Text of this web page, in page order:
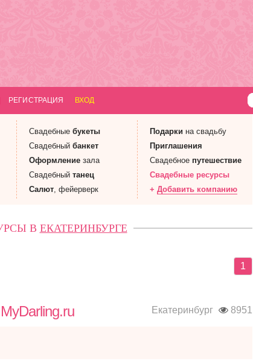
РЕГИСТРАЦИЯ ВХОД
Свадебные букеты
Свадебный банкет
Оформление зала
Свадебный танец
Салют, фейерверк
Подарки на свадьбу
Приглашения
Свадебное путешествие
Свадебные ресурсы
+ Добавить компанию
В ЕКАТЕРИНБУРГЕ
1
Екатеринбург 8951